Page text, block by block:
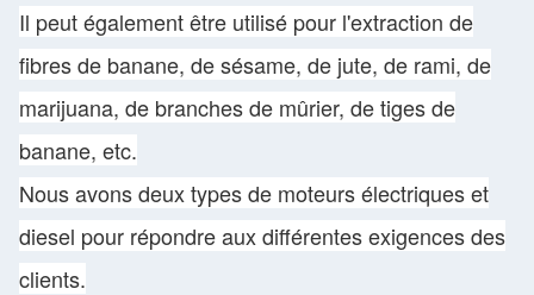
Il peut également être utilisé pour l'extraction de
fibres de banane, de sésame, de jute, de rami, de
marijuana, de branches de mûrier, de tiges de
banane, etc.
Nous avons deux types de moteurs électriques et
diesel pour répondre aux différentes exigences des
clients.